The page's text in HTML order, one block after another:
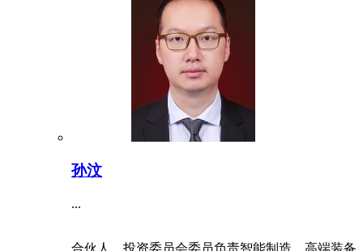
孙汶
...
合伙人、投资委员会委员负责智能制造、高端装备